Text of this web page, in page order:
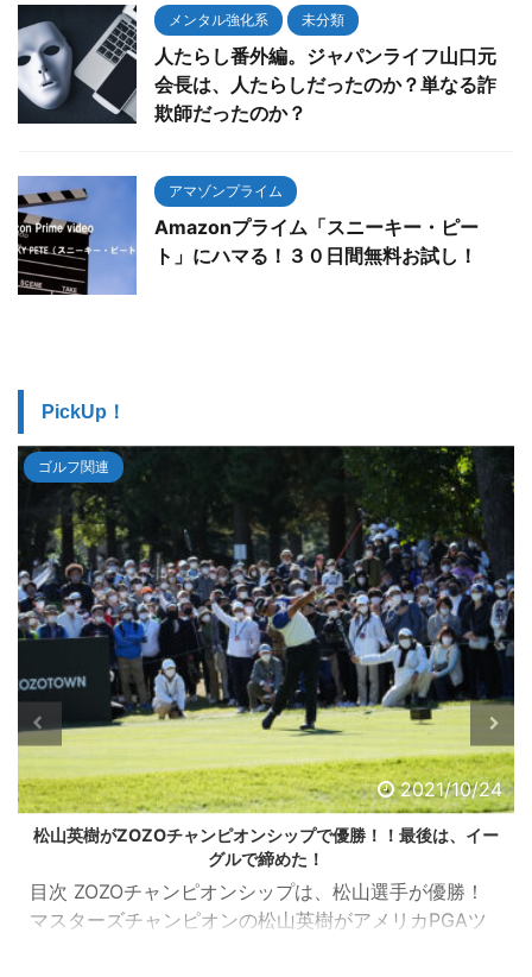
メンタル強化系 未分類
人たらし番外編。ジャパンライフ山口元
会長は、人たらしだったのか？単なる詐
欺師だったのか？
アマゾンプライム
Amazonプライム「スニーキー・ピー
ト」にハマる！３０日間無料お試し！
PickUp！
ゴルフ関連
2021/10/24
松山英樹がZOZOチャンピオンシップで優勝！！最後は、イー
グルで締めた！
目次 ZOZOチャンピオンシップは、松山選手が優勝！
マスターズチャンピオンの松山英樹がアメリカPGAツ